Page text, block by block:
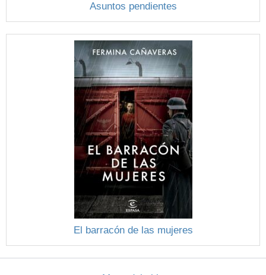
Asuntos pendientes
El barracón de las mujeres